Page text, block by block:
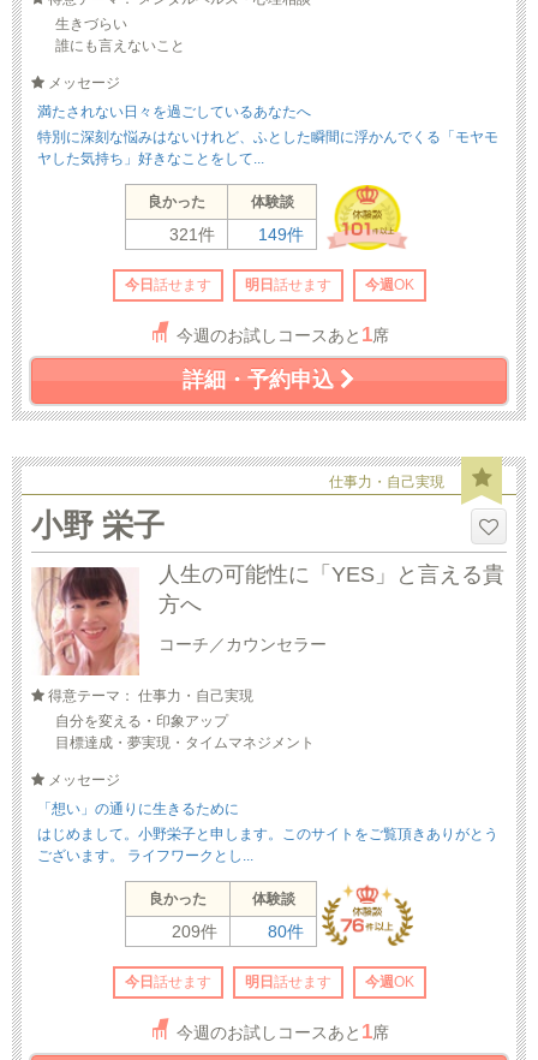
生きづらい
誰にも言えないこと
メッセージ
満たされない日々を過ごしているあなたへ
特別に深刻な悩みはないけれど、ふとした瞬間に浮かんでくる「モヤモ
ヤした気持ち」好きなことをして...
良かった 体験談
321件 149件
今日 話せます 明日 話せます 今週OK
今週のお試しコースあと 1席
詳細・予約申込
仕事力・自己実現
小野 栄子
人生の可能性に「YES」と言える貴
方へ
コーチ／カウンセラー
得意テーマ： 仕事力・自己実現
自分を変える・印象アップ
目標達成・夢実現・タイムマネジメント
メッセージ
「想い」の通りに生きるために
はじめまして。小野栄子と申します。このサイトをご覧頂きありがとう
ございます。 ライフワークとし...
良かった 体験談
209件 80件
今日 話せます 明日 話せます 今週OK
今週のお試しコースあと 1席